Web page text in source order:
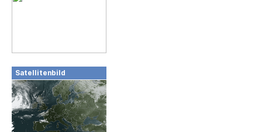
Satellitenbild